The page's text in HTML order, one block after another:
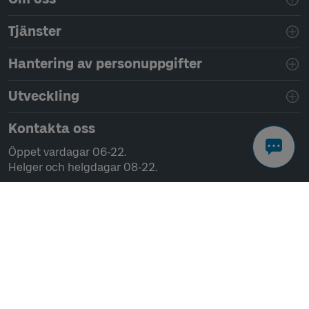
Tjänster
Hantering av personuppgifter
Utveckling
Kontakta oss
Öppet vardagar 06-22.
Helger och helgdagar 08-22.